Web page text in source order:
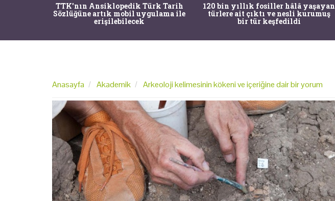
TTK'nın Ansiklopedik Türk Tarih
Sözlüğüne artık mobil uygulama ile
erişilebilecek
120 bin yıllık fosiller hâlâ yaşayan
türlere ait çıktı ve nesli kurumuş
bir tür keşfedildi
Anasayfa Akademik Arkeoloji kelimesinin kökeni ve içeriğine dair bir yorum